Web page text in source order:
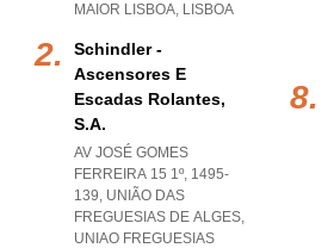
MAIOR LISBOA, LISBOA
Schindler -
Ascensores E
Escadas Rolantes,
S.a.
AV JOSÉ GOMES
FERREIRA 15 1º, 1495-
139, UNIÃO DAS
FREGUESIAS DE ALGES,
UNIAO FREGUESIAS